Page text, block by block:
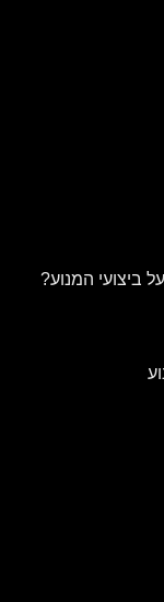
ביצועי המנוע?